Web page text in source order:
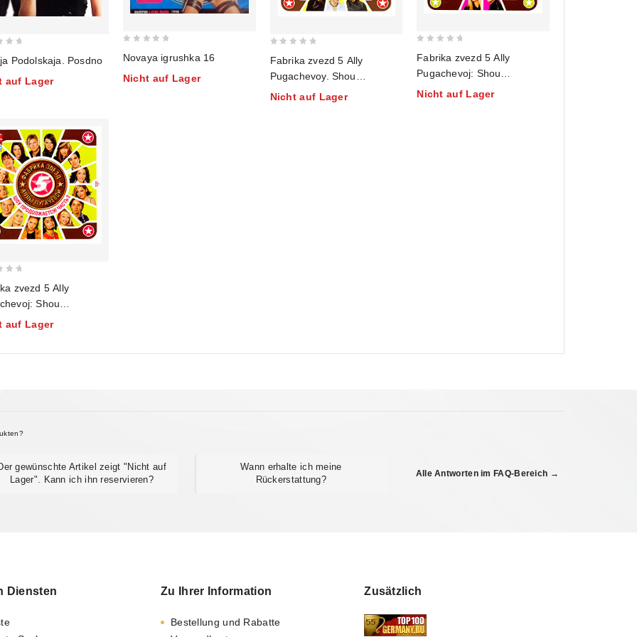
Podolskaja. Posdno
auf Lager
of
Novaya igrushka 16
Nicht auf Lager
of
5
Fabrika zvezd 5 Ally
Pugachevoy. Shou
Nachinaetsya!
Nicht auf Lager
of
5
Fabrika zvezd 5 Ally
Pugachevoj: Shou
prodolzhaetsya! Chast' 1
Nicht auf Lager
zvezd 5 Ally
Shou
Chast' 2
auf Lager
gewünschte Artikel zeigt "Nicht auf
Lager". Kann ich ihn reservieren?
Wann erhalte ich meine
Rückerstattung?
Alle Antworten im FAQ-Bereich →
Diensten Zu Ihrer Information
Bestellung und Rabatte
Zusätzlich